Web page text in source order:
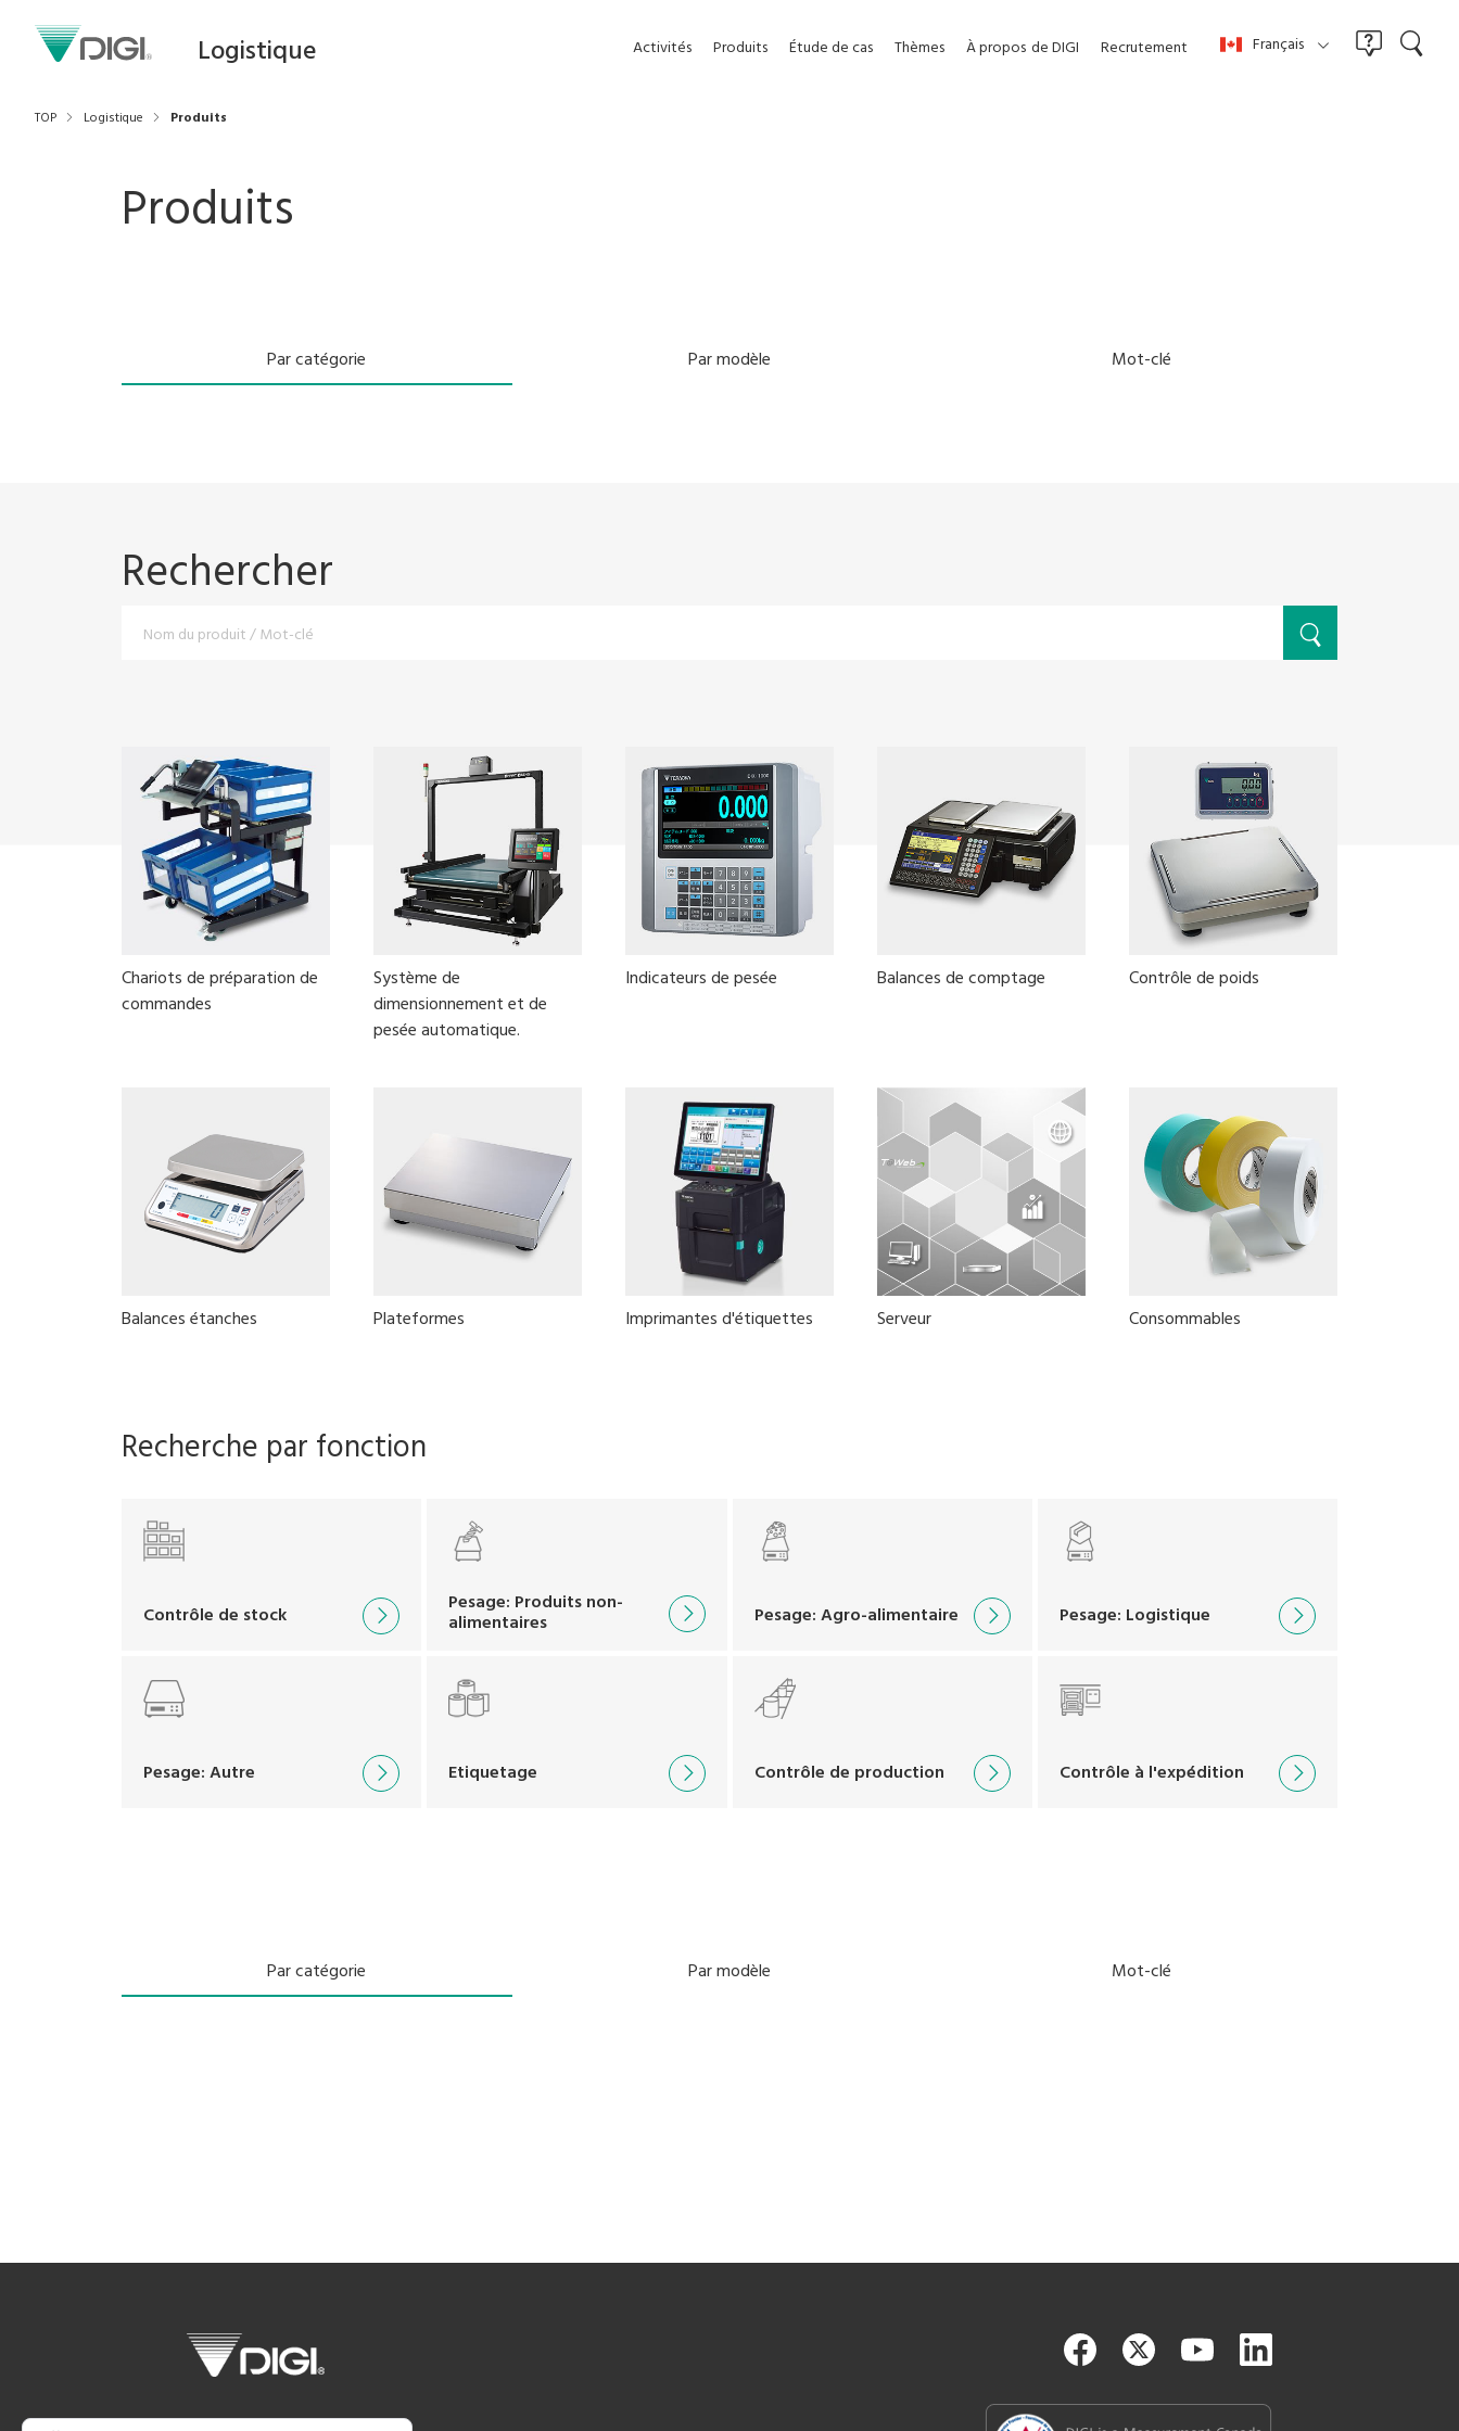
Logistique Activités Produits Étude de cas Thèmes À propos de DIGI Recrutement Français
TOP Logistique Produits
Produits
Par catégorie Par modèle Mot-clé
Rechercher
Chariots de préparation de
commandes
Système de
dimensionnement et de
pesée automatique.
Indicateurs de pesée Balances de comptage Contrôle de poids
Balances étanches Plateformes Imprimantes d'étiquettes Serveur Consommables
Recherche par fonction
Contrôle de stock Pesage: Produits non-
alimentaires Pesage: Agro-alimentaire Pesage: Logistique
Pesage: Autre Etiquetage Contrôle de production Contrôle à l'expédition
Par catégorie Par modèle Mot-clé